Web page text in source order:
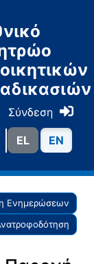
Σύνδεση
ΕL ΕN
Ενημερώσεων